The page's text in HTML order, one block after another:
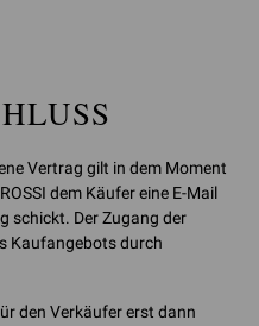
Vertrag gilt in dem Moment
dem Käufer eine E-Mail
schickt. Der Zugang der
Kaufangebots durch
den Verkäufer erst dann